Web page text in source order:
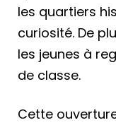
les quartiers
curiosité. De
les jeunes à
de classe.
Cette